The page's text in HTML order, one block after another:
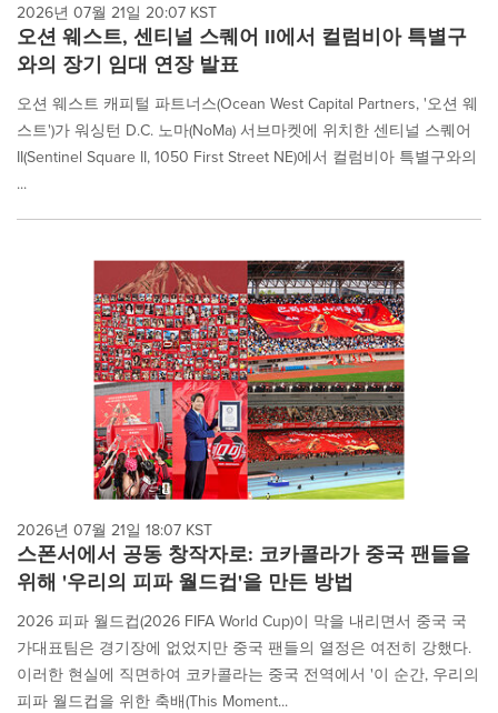
2026년 07월 21일 20:07 KST
오션 웨스트, 센티널 스퀘어 II에서 컬럼비아 특별구
와의 장기 임대 연장 발표
오션 웨스트 캐피털 파트너스(Ocean West Capital Partners, '오션 웨
스트')가 워싱턴 D.C. 노마(NoMa) 서브마켓에 위치한 센티널 스퀘어
II(Sentinel Square II, 1050 First Street NE)에서 컬럼비아 특별구와의
...
2026년 07월 21일 18:07 KST
스폰서에서 공동 창작자로: 코카콜라가 중국 팬들을
위해 '우리의 피파 월드컵'을 만든 방법
2026 피파 월드컵(2026 FIFA World Cup)이 막을 내리면서 중국 국
가대표팀은 경기장에 없었지만 중국 팬들의 열정은 여전히 강했다.
이러한 현실에 직면하여 코카콜라는 중국 전역에서 '이 순간, 우리의
피파 월드컵을 위한 축배(This Moment...